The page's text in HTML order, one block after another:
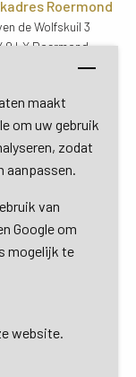
maakt
om uw gebruik
zodat
van
Google om
mogelijk te
website.
Roermond
de Wolfskuil 3
LX Roermond